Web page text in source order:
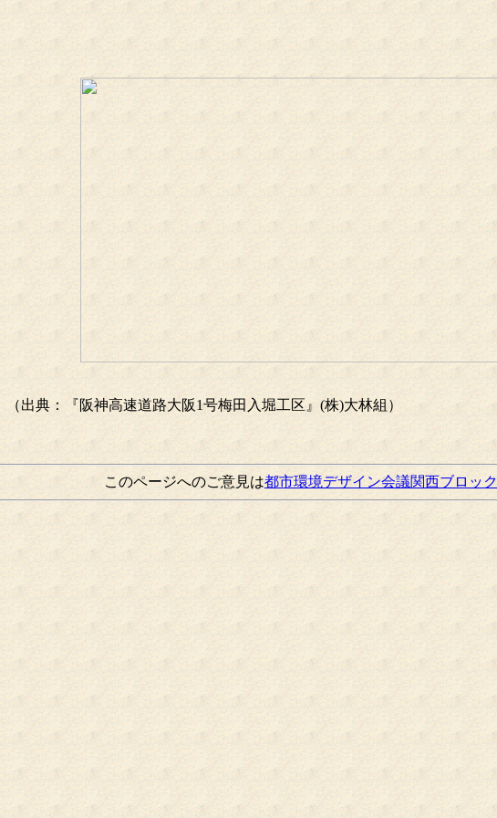
（出典：『阪神高速道路大阪1号梅田入堀工区』(株)大林組）
このページへのご意見は都市環境デザイン会議関西ブロック